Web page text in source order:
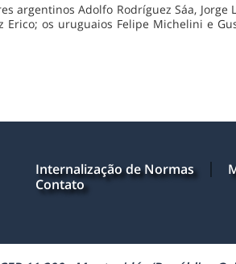
argentinos Adolfo Rodríguez Sáa,
os uruguaios Felipe Michelini e
Internalização de Normas
Contato